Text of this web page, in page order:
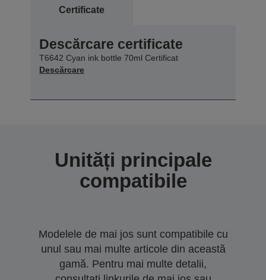
Certificate
Descărcare certificate
T6642 Cyan ink bottle 70ml Certificat
Descărcare
Unități principale
compatibile
Modelele de mai jos sunt compatibile cu
unul sau mai multe articole din această
gamă. Pentru mai multe detalii,